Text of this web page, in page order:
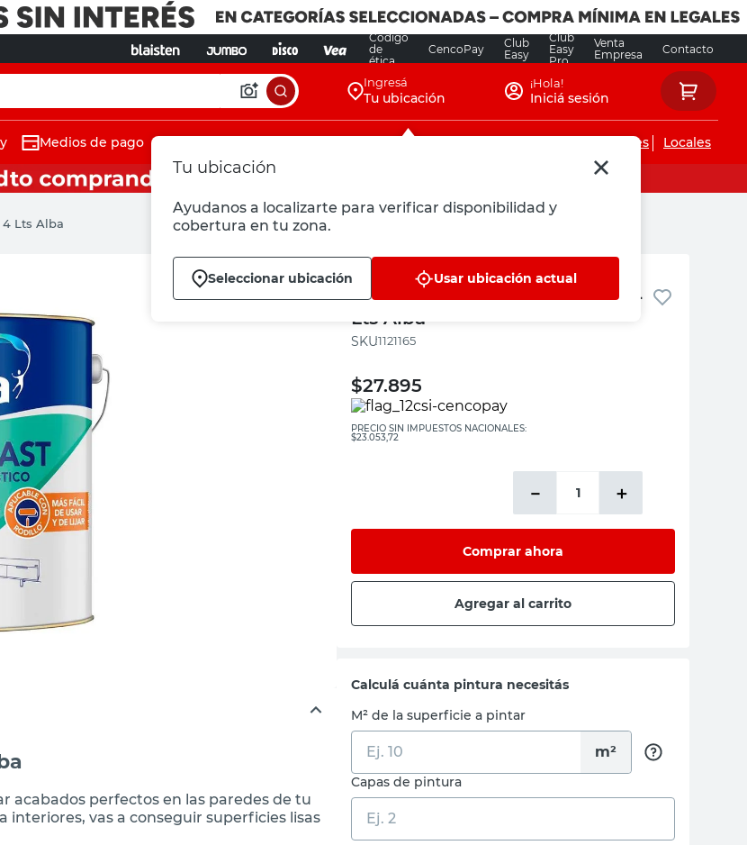
Código
de
ética
CencoPay
Club
Easy
Club
Easy
Pro
Venta
Empresa
Contacto
Ingresá
Tu ubicación
Tu ubicación
Ayudanos a localizarte para verificar disponibilidad y
cobertura en tu zona.
Seleccionar ubicación Usar ubicación actual
¡Hola!
Iniciá sesión
Medios de pago Servicios de instalaciones Locales
Lts Alba
acabados perfectos en las paredes de tu
vas a conseguir superficies lisas
Alba
Enduido Interior Blanco Mate 4
Lts Alba
:1121165
$27.895
PRECIO SIN IMPUESTOS NACIONALES:
$23.053,72
＋
－
Comprar ahora
Agregar al carrito
Calculá cuánta pintura necesitás
M² de la superficie a pintar
m²
Capas de pintura